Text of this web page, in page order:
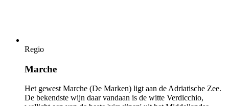
Regio
Marche
Het gewest Marche (De Marken) ligt aan de Adriatische Zee.
De bekendste wijn daar vandaan is de witte Verdicchio,